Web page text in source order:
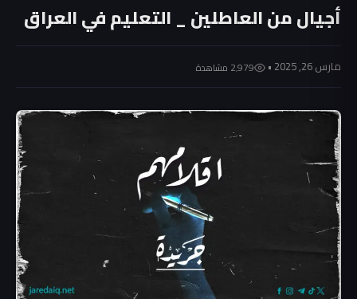
أجيال من العاطلين _ التعليم في العراق
مارس 26, 2025 • 2٬979 مشاهدة